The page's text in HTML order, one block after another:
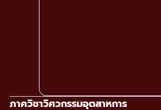
ภาควิชาวิศวกรรมอุตสาหการ